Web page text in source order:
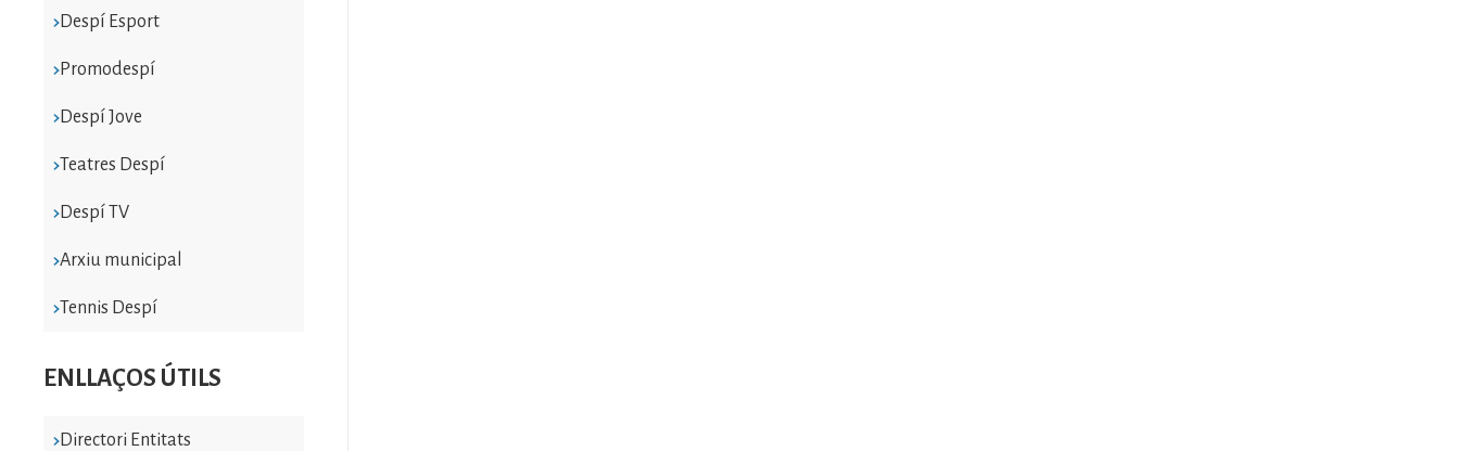
Despí Esport
Promodespí
Despí Jove
Teatres Despí
Despí TV
Arxiu municipal
Tennis Despí
ENLLAÇOS ÚTILS
Directori Entitats